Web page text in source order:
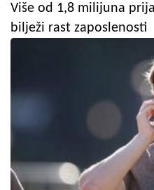
Više od 1,8 milijuna
bilježi rast zaposlenosti